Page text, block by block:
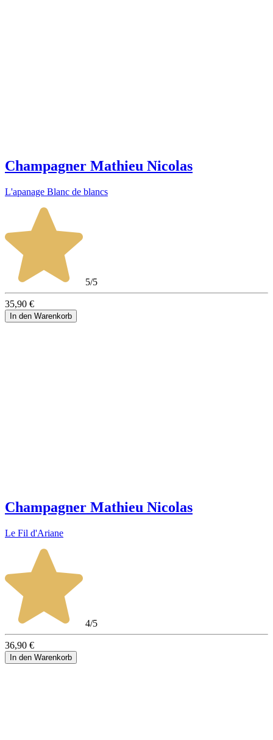
Champagner Mathieu Nicolas
L'apanage Blanc de blancs
5/5
35,90 €
In den Warenkorb
Champagner Mathieu Nicolas
Le Fil d'Ariane
4/5
36,90 €
In den Warenkorb